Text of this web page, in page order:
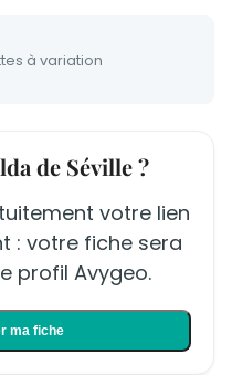
à variation
de Séville ?
votre lien
: votre fiche sera
profil Avygeo.
ma fiche